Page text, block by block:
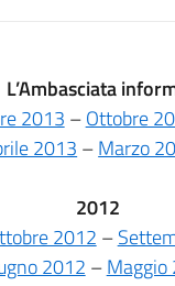
L’Ambasciata
2013 –Ottobre
2013 –Marzo
2012
2012 –
2012 –Maggio